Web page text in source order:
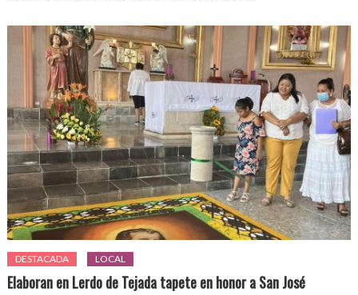
DESTACADA LOCAL
Elaboran en Lerdo de Tejada tapete en honor a San José